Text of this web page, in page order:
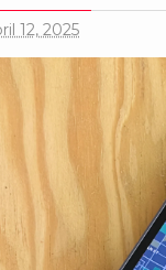
12, 2025